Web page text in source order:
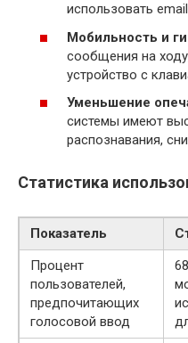
использовать
Мобильность и
сообщения на
устройство с
Уменьшение
системы имеют
распознавания,
Статистика
Показатель
Процент
пользователей,
предпочитающих
голосовой ввод